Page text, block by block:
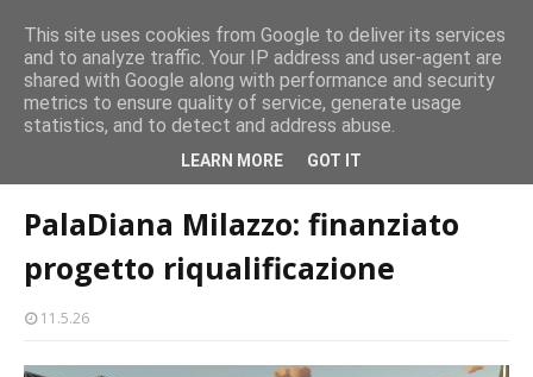
Milazzo 28ª Sagra del Pesce a Vaccarella: il programma
EVENTI
paladiana PalaDiana Milazzo: finanziato progetto
PalaDiana Milazzo: finanziato
progetto riqualificazione
11.5.26
This site uses cookies from Google to deliver its services
and to analyze traffic. Your IP address and user-agent are
shared with Google along with performance and security
metrics to ensure quality of service, generate usage
statistics, and to detect and address abuse.
LEARN MORE GOT IT